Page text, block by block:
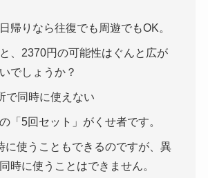
帰りなら往復でも周遊でもOK。
、2370円の可能性はぐんと広が
でしょうか？
で同時に使えない
「5回セット」がくせ者です。
に使うこともできるのですが、異
時に使うことはできません。